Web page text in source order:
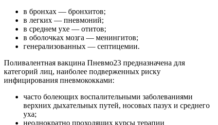
в бронхах — бронхитов;
в легких — пневмоний;
в среднем ухе — отитов;
в оболочках мозга — менингитов;
генерализованных — септицемии.
Поливалентная вакцина Пневмо23 предназначена для
категорий лиц, наиболее подверженных риску
инфицирования пневмококками:
часто болеющих воспалительными заболеваниями
верхних дыхательных путей, носовых пазух и среднего
уха;
неоднократно проходящих курсы терапии